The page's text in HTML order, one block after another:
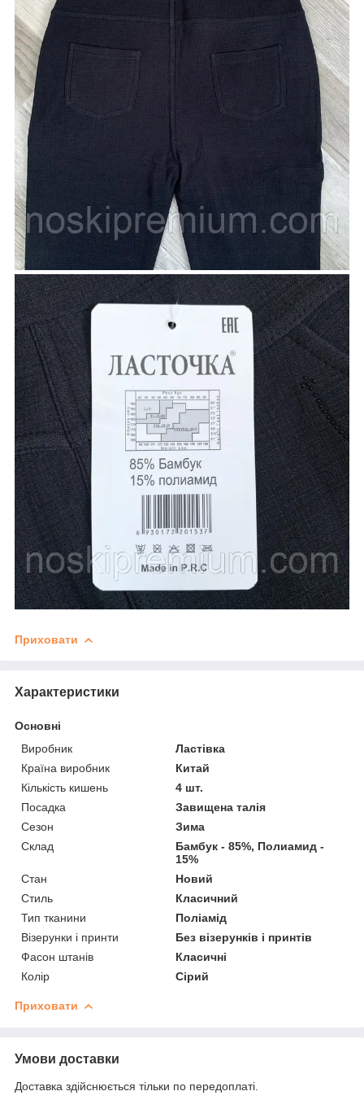
Приховати
Характеристики
Основні
Виробник
Ластівка
Країна виробник
Китай
Кількість кишень
4 шт.
Посадка
Завищена талія
Сезон
Зима
Склад
Бамбук - 85%, Полиамид -
15%
Стан
Новий
Стиль
Класичний
Тип тканини
Поліамід
Візерунки і принти
Без візерунків і принтів
Фасон штанів
Класичні
Колір
Сірий
Приховати
Умови доставки
Доставка здійснюється тільки по передоплаті.